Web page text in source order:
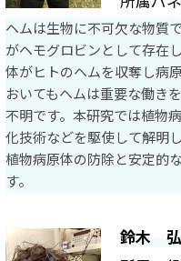
ヘムは生物に不可欠な物質
がヘモグロビンとして存在
体がヒトのヘムを収奪し病
おいてもヘムは重要な働き
不明です。本研究では植物
化技術などを駆使して解明
植物病原体の防除と安定的
す。
鈴木